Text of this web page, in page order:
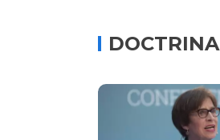
DOCTRINA